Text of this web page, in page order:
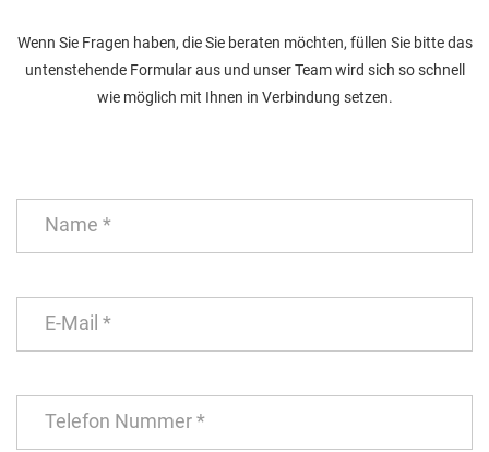
Wenn Sie Fragen haben, die Sie beraten möchten, füllen Sie bitte das
untenstehende Formular aus und unser Team wird sich so schnell
wie möglich mit Ihnen in Verbindung setzen.